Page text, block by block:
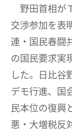
野田首相が
交渉参加を表
連・国民春闘
の国民要求実
した。日比谷
デモ行進、国
民本位の復興
悪・大増税反